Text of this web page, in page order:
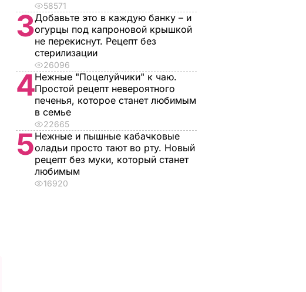
58571
3Добавьте это в каждую банку – и
огурцы под капроновой крышкой
не перекиснут. Рецепт без
стерилизации
26096
4Нежные "Поцелуйчики" к чаю.
Простой рецепт невероятного
печенья, которое станет любимым
в семье
22665
5Нежные и пышные кабачковые
оладьи просто тают во рту. Новый
рецепт без муки, который станет
любимым
16920